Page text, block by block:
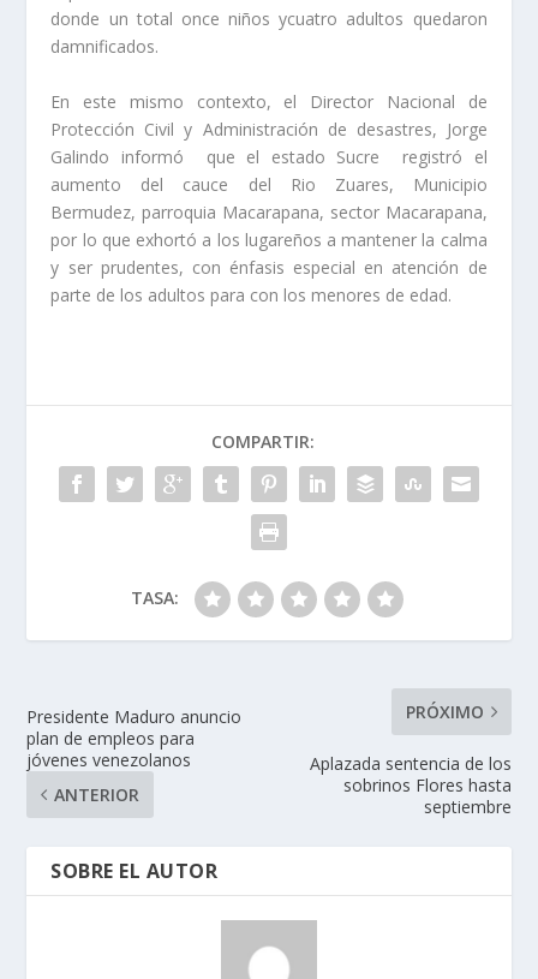
donde un total once niños ycuatro adultos quedaron
damnificados.
En este mismo contexto, el Director Nacional de
Protección Civil y Administración de desastres, Jorge
Galindo informó que el estado Sucre registró el
aumento del cauce del Rio Zuares, Municipio
Bermudez, parroquia Macarapana, sector Macarapana,
por lo que exhortó a los lugareños a mantener la calma
y ser prudentes, con énfasis especial en atención de
parte de los adultos para con los menores de edad.
COMPARTIR:
TASA:
Presidente Maduro anuncio
plan de empleos para
jóvenes venezolanos
ANTERIOR
PRÓXIMO
Aplazada sentencia de los
sobrinos Flores hasta
septiembre
SOBRE EL AUTOR